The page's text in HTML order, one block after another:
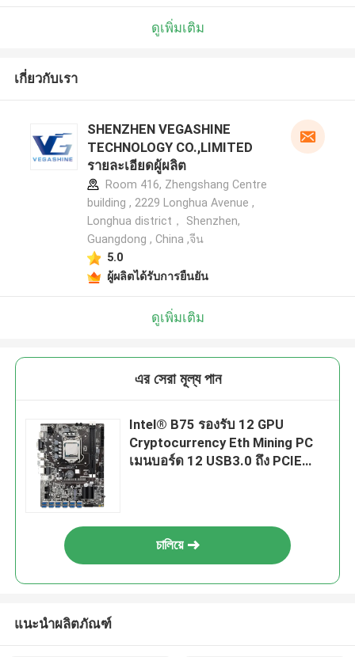
ดูเพิ่มเติม
เกี่ยวกับเรา
SHENZHEN VEGASHINE
TECHNOLOGY CO.,LIMITED
รายละเอียดผู้ผลิต
Room 416, Zhengshang Centre
building , 2229 Longhua Avenue ,
Longhua district， Shenzhen,
Guangdong , China ,จีน
5.0
ผู้ผลิตได้รับการยืนยัน
ดูเพิ่มเติม
এর সেরা মূল্য পান
Intel® B75 รองรับ 12 GPU
Cryptocurrency Eth Mining PC
เมนบอร์ด 12 USB3.0 ถึง PCIE
চালিয়ে
แนะนำผลิตภัณฑ์